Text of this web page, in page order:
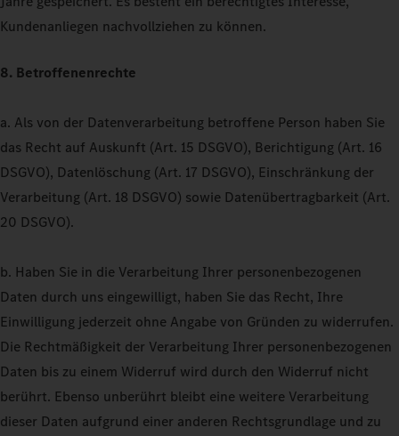
Kundenanliegen nachvollziehen zu können.
8. Betroffenenrechte
a. Als von der Datenverarbeitung betroffene Person haben Sie
das Recht auf Auskunft (Art. 15 DSGVO), Berichtigung (Art. 16
DSGVO), Datenlöschung (Art. 17 DSGVO), Einschränkung der
Verarbeitung (Art. 18 DSGVO) sowie Datenübertragbarkeit (Art.
20 DSGVO).
b. Haben Sie in die Verarbeitung Ihrer personenbezogenen
Daten durch uns eingewilligt, haben Sie das Recht, Ihre
Einwilligung jederzeit ohne Angabe von Gründen zu widerrufen.
Die Rechtmäßigkeit der Verarbeitung Ihrer personenbezogenen
Daten bis zu einem Widerruf wird durch den Widerruf nicht
berührt. Ebenso unberührt bleibt eine weitere Verarbeitung
dieser Daten aufgrund einer anderen Rechtsgrundlage und zu